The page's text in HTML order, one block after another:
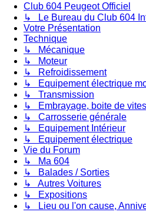
Club 604 Peugeot Officiel
↳ Le Bureau du Club 604
Votre Présentation
Technique
↳ Mécanique
↳ Moteur
↳ Refroidissement
↳ Equipement électrique
↳ Transmission
↳ Embrayage, boite de
↳ Carrosserie générale
↳ Equipement Intérieur
↳ Equipement électrique
Vie du Forum
↳ Ma 604
↳ Balades / Sorties
↳ Autres Voitures
↳ Expositions
↳ Lieu ou l'on cause,